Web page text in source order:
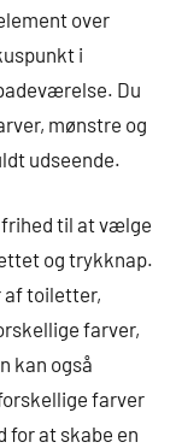
over
i
Du
mønstre og
udseende.
frihed til at vælge
og trykknap.
af toiletter,
farver,
kan også
farver
for at skabe en